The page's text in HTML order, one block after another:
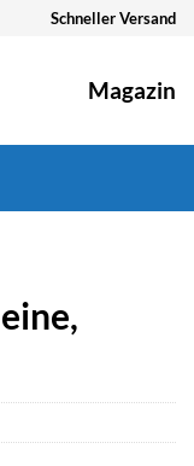
Schneller Versand
Magazin